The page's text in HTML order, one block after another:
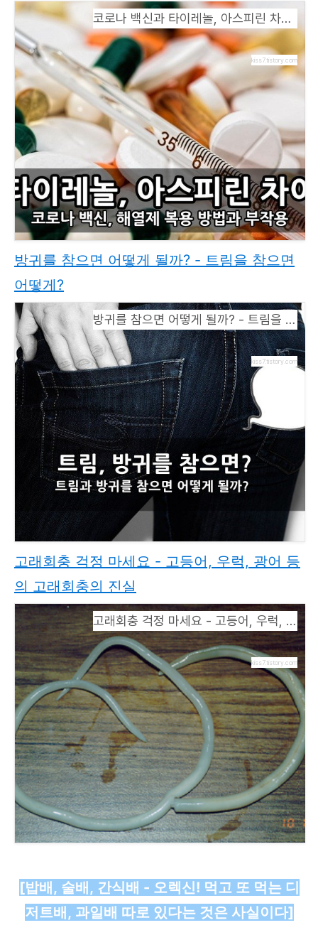
코로나 백신과 타이레놀, 아스피린 차이 - 해열제 복용 방법과 부작용
kiss7.tistory.com
방귀를 참으면 어떻게 될까? - 트림을 참으면
어떻게?
방귀를 참으면 어떻게 될까? - 트림을 참으면 어떻게?
kiss7.tistory.com
고래회충 걱정 마세요 - 고등어, 우럭, 광어 등
의 고래회충의 진실
고래회충 걱정 마세요 - 고등어, 우럭, 광어 등의 고래회충의 진실
kiss7.tistory.com
[밥배, 술배, 간식배 - 오렉신! 먹고 또 먹는 디
저트배, 과일배 따로 있다는 것은 사실이다​]